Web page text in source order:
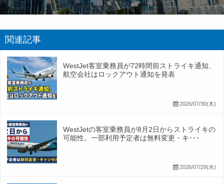
関連記事
WestJet客室乗務員が72時間前ストライキ通知、
航空会社はロックアウト通知を発表
2026/07/30(木)
WestJetの客室乗務員が8月2日からストライキの
可能性。一部利用予定者は無料変更・キ･･･
2026/07/29(水)